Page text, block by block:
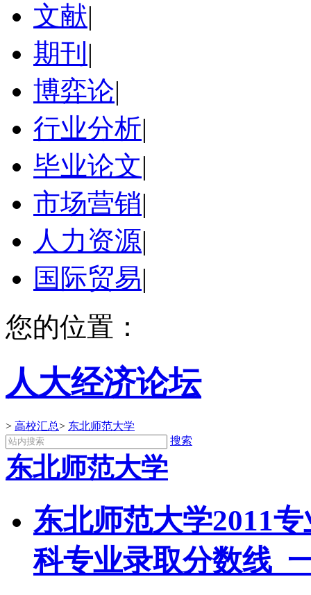
文献|
期刊 |
博弈论|
行业分析|
毕业论文|
市场营销|
人力资源|
国际贸易|
您的位置：
人大经济论坛
> 高校汇总> 东北师范大学
搜索
东北师范大学
东北师范大学2011
科专业录取分数线_